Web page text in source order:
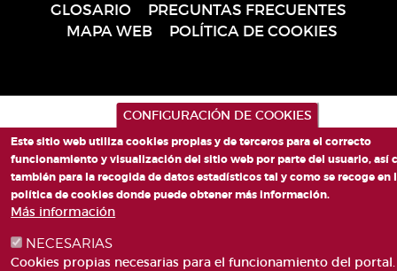
página
GLOSARIO
PREGUNTAS FRECUENTES
MAPA WEB
POLÍTICA DE COOKIES
CONFIGURACIÓN DE COOKIES
Este sitio web utiliza cookies propias y de terceros para el correcto
funcionamiento y visualización del sitio web por parte del usuario, así
también para la recogida de datos estadísticos tal y como se recoge en
política de cookies donde puede obtener más información.
Más información
NECESARIAS
Cookies propias necesarias para el funcionamiento del portal.